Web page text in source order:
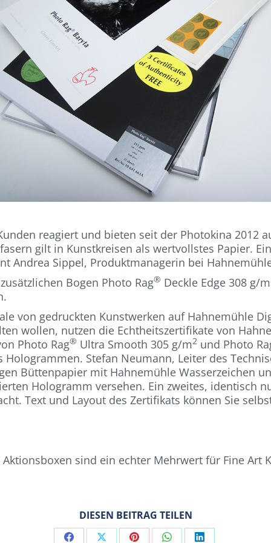
reagiert und bieten seit der Photokina 2012
gilt in Kunstkreisen als wertvollstes Papier.
Andrea Sippel, Produktmanagerin bei
Bogen Photo Rag® Deckle Edge 308 g/m
von gedruckten Kunstwerken auf Hahnemühle
wollen, nutzen die Echtheitszertifikate von
Photo Rag® Ultra Smooth 305 g/m2 und Photo
Stefan Neumann, Leiter des
Büttenpapier mit Hahnemühle Wasserzeichen
Hologramm versehen. Ein zweites, identisch
Text und Layout des Zertifikats können Sie
sind ein echter Mehrwert für Fine Art
DIESEN BEITRAG TEILEN